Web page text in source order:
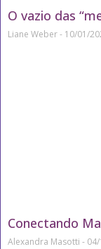
O vazio das
Liane Weber 10/01/
Conectando
Alexandra Masotti